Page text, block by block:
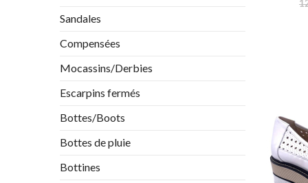
Sandales
Compensées
Mocassins/Derbies
Escarpins fermés
Bottes/Boots
Bottes de pluie
Bottines